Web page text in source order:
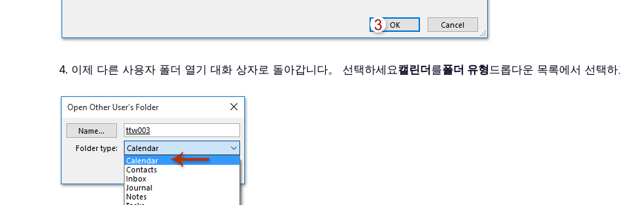
4. 이제 다른 사용자 폴더 열기 대화 상자로 돌아갑니다。 선택하세요캘린더를폴더 유형드롭다운 목록에서 선택하